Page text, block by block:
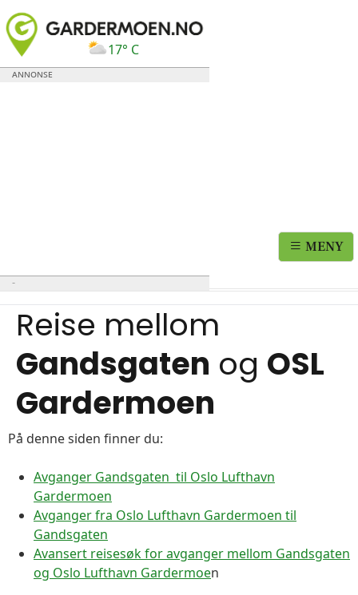
17° C
MENY
Reise mellom
Gandsgaten og OSL
Gardermoen
På denne siden finner du:
Avganger Gandsgaten til Oslo Lufthavn
Gardermoen
Avganger fra Oslo Lufthavn Gardermoen til
Gandsgaten
Avansert reisesøk for avganger mellom Gandsgaten
og Oslo Lufthavn Gardermoen